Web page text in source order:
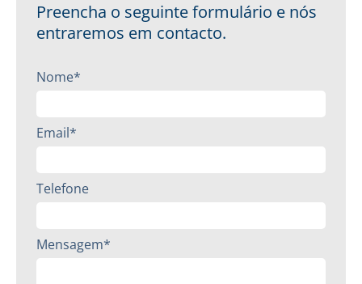
Preencha o seguinte formulário e nós
entraremos em contacto.
Nome*
Email*
Telefone
Mensagem*